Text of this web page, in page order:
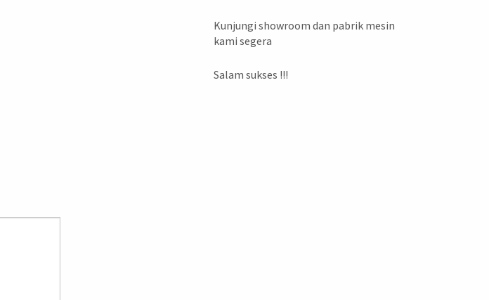
Kunjungi showroom dan pabrik mesin
kami segera
Salam sukses !!!